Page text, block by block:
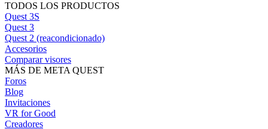
TODOS LOS PRODUCTOS
Quest 3S
Quest 3
Quest 2 (reacondicionado)
Accesorios
Comparar visores
MÁS DE META QUEST
Foros
Blog
Invitaciones
VR for Good
Creadores